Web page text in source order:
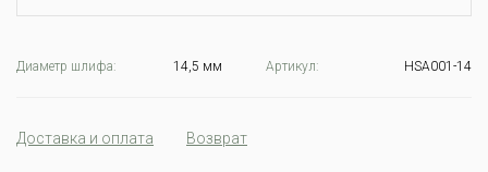
Диаметр шлифа: 14,5 мм Артикул: HSA001-14
Доставка и оплата Возврат